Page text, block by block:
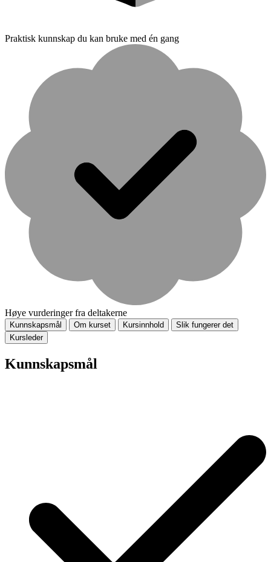
Praktisk kunnskap du kan bruke med én gang
Høye vurderinger fra deltakerne
Kunnskapsmål Om kurset Kursinnhold
Slik fungerer det
Kursleder
Kunnskapsmål